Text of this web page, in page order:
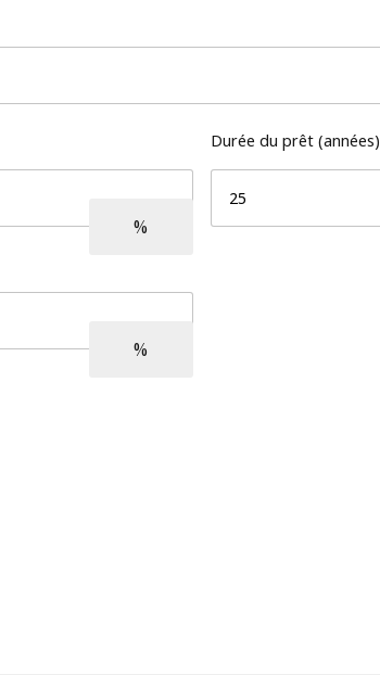
Durée du prêt (années)